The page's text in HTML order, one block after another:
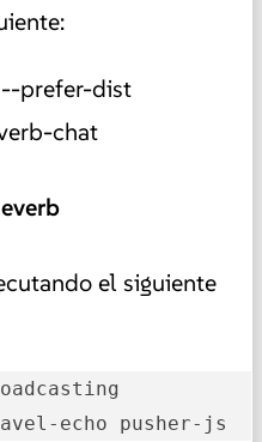
prefer-dist
chat
el siguiente
echo pusher-js